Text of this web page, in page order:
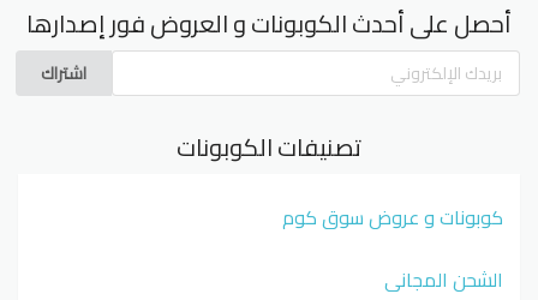
أحصل على أحدث الكوبونات و العروض فور إصدارها
اشتراك
تصنيفات الكوبونات
كوبونات و عروض سوق كوم
الشحن المجاني